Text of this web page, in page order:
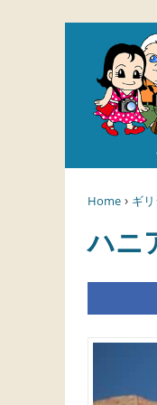
Home › ギ
ハ